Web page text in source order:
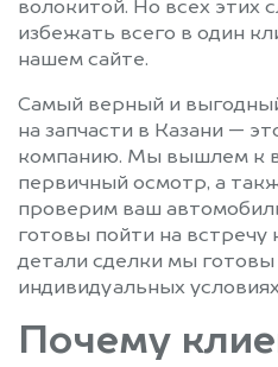
волокитой. Но всех этих
избежать всего в один
нашем сайте.
Самый верный и
на запчасти в Казани —
компанию. Мы вышлем к
первичный осмотр, а
проверим ваш
готовы пойти на встречу
детали сделки мы готовы
индивидуальных
Почему